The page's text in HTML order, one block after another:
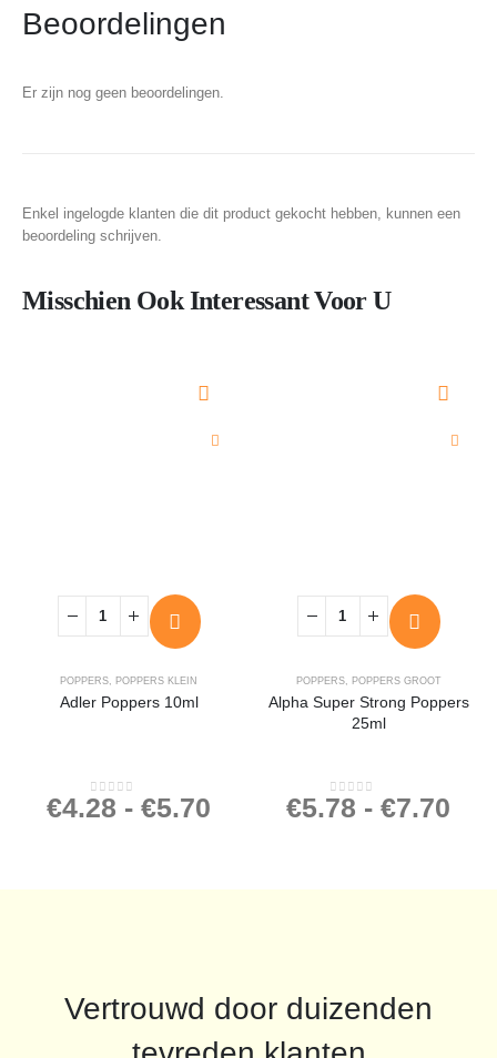
Beoordelingen
Er zijn nog geen beoordelingen.
Enkel ingelogde klanten die dit product gekocht hebben, kunnen een
beoordeling schrijven.
Misschien Ook Interessant Voor U
POPPERS, POPPERS KLEIN
Adler Poppers 10ml
0out of 5
€4.28 - €5.70
POPPERS, POPPERS GROOT
Alpha Super Strong Poppers
25ml
0out of 5
€5.78 - €7.70
Vertrouwd door duizenden